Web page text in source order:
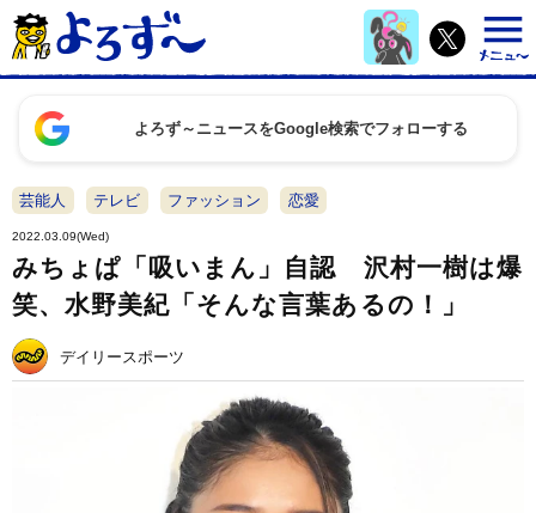
よろず～ニュースをGoogle検索でフォローする
芸能人 テレビ ファッション 恋愛
2022.03.09(Wed)
みちょぱ「吸いまん」自認 沢村一樹は爆
笑、水野美紀「そんな言葉あるの！」
デイリースポーツ